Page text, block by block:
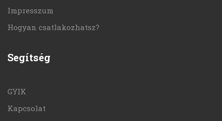
Impresszum
Hogyan csatlakozhatsz?
Segítség
GYIK
Kapcsolat